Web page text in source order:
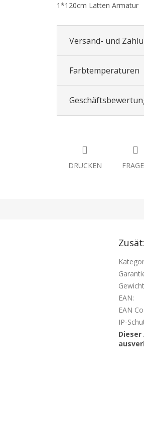
1*120cm Latten Armatur
Versand- und
Farbtemperaturen
DRUCKEN
Gewicht
EAN:
EAN
IP-